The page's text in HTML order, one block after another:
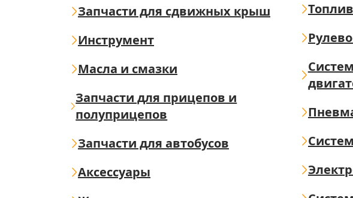
Запчасти для сдвижных крыш
Инструмент
Масла и смазки
Запчасти для прицепов и
полуприцепов
Запчасти для автобусов
Аксессуары